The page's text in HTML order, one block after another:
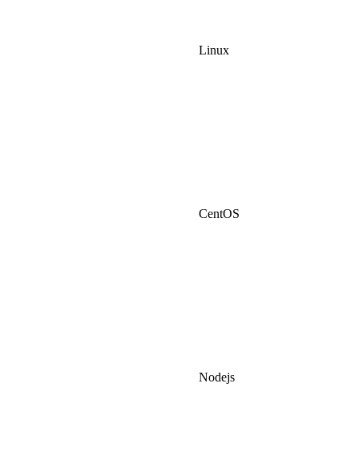
Linux
CentOS
Nodejs